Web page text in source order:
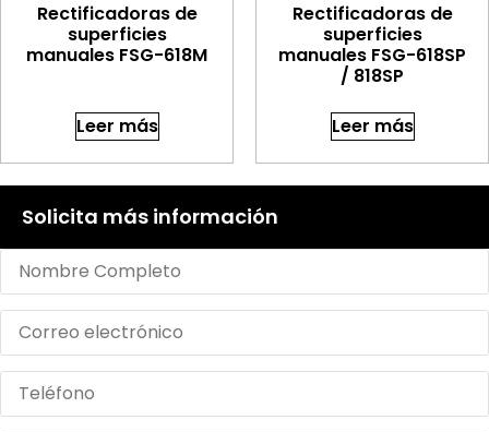
Rectificadoras de
superficies
manuales FSG-618M
Leer más
Rectificadoras de
superficies
manuales FSG-618SP
/ 818SP
Leer más
Solicita más información